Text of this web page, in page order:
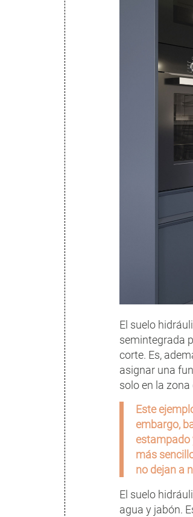
El suelo
semintegrada
corte. Es,
asignar una
solo en la
Este
embargo,
estampado
más
no dejan a
El suelo
agua y jabón.